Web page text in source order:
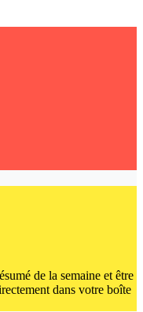
de la semaine et être
dans votre boîte